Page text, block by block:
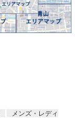
メンズ・レディ